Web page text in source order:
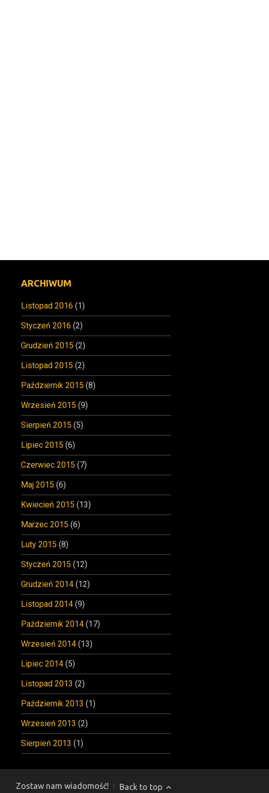
ARCHIWUM
Listopad 2016 (1)
Styczeń 2016 (2)
Grudzień 2015 (2)
Listopad 2015 (2)
Październik 2015 (8)
Wrzesień 2015 (9)
Sierpień 2015 (5)
Lipiec 2015 (6)
Czerwiec 2015 (7)
Maj 2015 (6)
Kwiecień 2015 (13)
Marzec 2015 (6)
Luty 2015 (8)
Styczeń 2015 (12)
Grudzień 2014(12)
Listopad 2014(9)
Październik 2014(17)
Wrzesień 2014(13)
Lipiec 2014(5)
Listopad 2013 (2)
Październik 2013 (1)
Wrzesień 2013 (2)
Sierpień 2013 (1)
Back to top
Zostaw nam wiadomość!